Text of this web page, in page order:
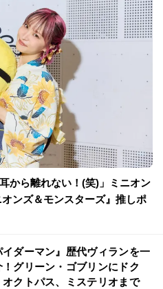
から離れない！(笑)」ミニオン
ンズ＆モンスターズ』推しポ
イダーマン』歴代ヴィランを一
！グリーン・ゴブリンにドク
オクトパス、ミステリオまで